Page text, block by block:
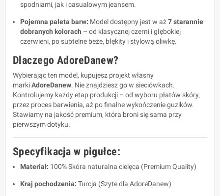
spodniami, jak i casualowym jeansem.
Pojemna paleta barw: Model dostępny jest w aż7 starannie
dobranych kolorach – od klasycznej czerni i głębokiej
czerwieni, po subtelne beże, błękity i stylową oliwkę.
Dlaczego AdoreDanew?
Wybierając ten model, kupujesz projekt własny
markiAdoreDanew. Nie znajdziesz go w sieciówkach.
Kontrolujemy każdy etap produkcji – od wyboru płatów skóry,
przez proces barwienia, aż po finalne wykończenie guzików.
Stawiamy na jakość premium, która broni się sama przy
pierwszym dotyku.
Specyfikacja w pigułce:
Materiał: 100% Skóra naturalna cielęca (Premium Quality)
Kraj pochodzenia: Turcja (Szyte dla AdoreDanew)